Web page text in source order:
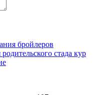
бройлеров
стада кур